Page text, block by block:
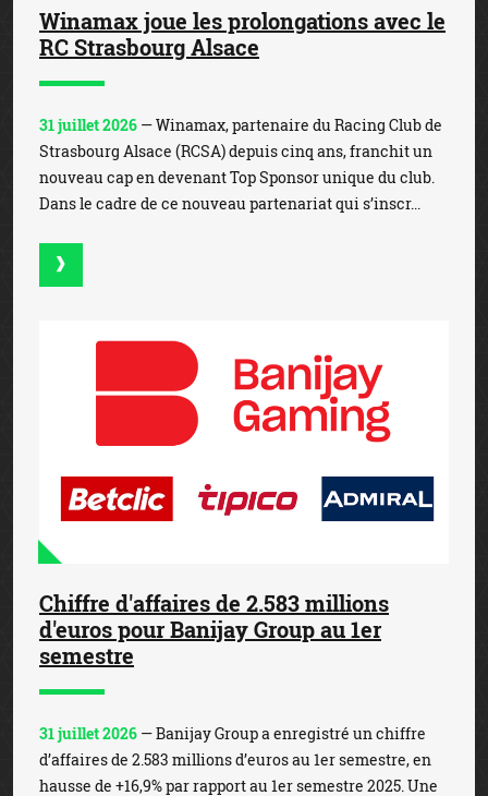
Winamax joue les prolongations avec le
RC Strasbourg Alsace
31 juillet 2026 — Winamax, partenaire du Racing Club de
Strasbourg Alsace (RCSA) depuis cinq ans, franchit un
nouveau cap en devenant Top Sponsor unique du club.
Dans le cadre de ce nouveau partenariat qui s’inscr...
Chiffre d'affaires de 2.583 millions
d'euros pour Banijay Group au 1er
semestre
31 juillet 2026 — Banijay Group a enregistré un chiffre
d’affaires de 2.583 millions d’euros au 1er semestre, en
hausse de +16,9% par rapport au 1er semestre 2025. Une